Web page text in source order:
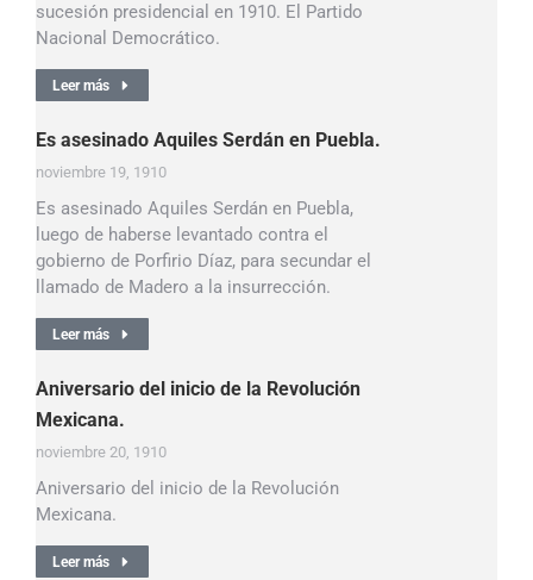
sucesión presidencial en 1910. El Partido
Nacional Democrático.
Leer más
Es asesinado Aquiles Serdán en Puebla.
noviembre 19, 1910
Es asesinado Aquiles Serdán en Puebla,
luego de haberse levantado contra el
gobierno de Porfirio Díaz, para secundar el
llamado de Madero a la insurrección.
Leer más
Aniversario del inicio de la Revolución
Mexicana.
noviembre 20, 1910
Aniversario del inicio de la Revolución
Mexicana.
Leer más